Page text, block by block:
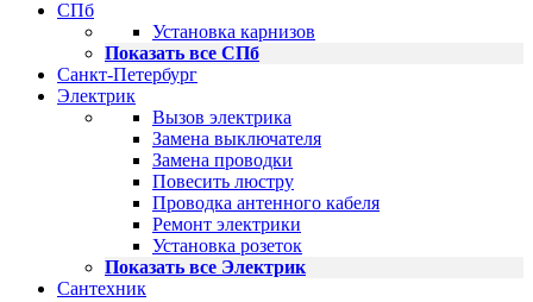
СПб
Установка карнизов
Показать все СПб
Санкт-Петербург
Электрик
Вызов электрика
Замена выключателя
Замена проводки
Повесить люстру
Проводка антенного кабеля
Ремонт электрики
Установка розеток
Показать все Электрик
Сантехник